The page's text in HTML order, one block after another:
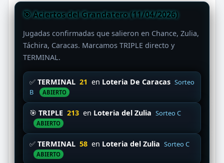
🎯 Aciertos del Grandatero (11/04/2026)
Jugadas confirmadas que salieron en Chance, Zulia,
Táchira, Caracas. Marcamos TRIPLE directo y
TERMINAL.
✅ TERMINAL 21 en Loteria De Caracas Sorteo
B
ABIERTO
🎯 TRIPLE 213 en Loteria del Zulia Sorteo C
ABIERTO
✅ TERMINAL 58 en Loteria del Zulia Sorteo C
ABIERTO